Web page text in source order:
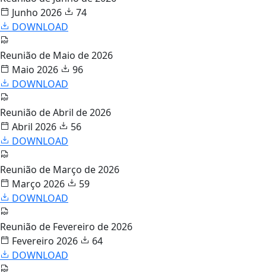
Junho 2026
74
DOWNLOAD
Reunião de Maio de 2026
Maio 2026
96
DOWNLOAD
Reunião de Abril de 2026
Abril 2026
56
DOWNLOAD
Reunião de Março de 2026
Março 2026
59
DOWNLOAD
Reunião de Fevereiro de 2026
Fevereiro 2026
64
DOWNLOAD